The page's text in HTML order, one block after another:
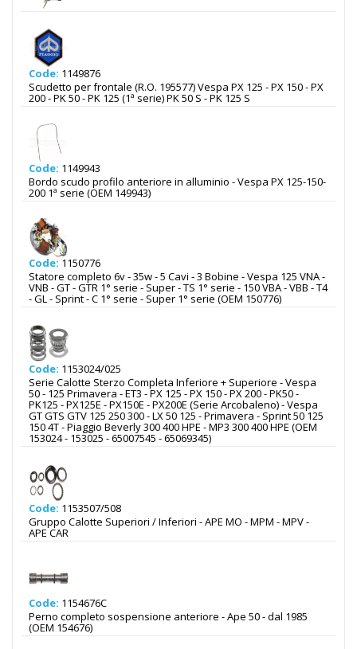
Code: 1149876
Scudetto per frontale (R.O. 195577) Vespa PX 125 - PX 150 - PX
200 - PK 50 - PK 125 (1ª serie) PK 50 S - PK 125 S
Code: 1149943
Bordo scudo profilo anteriore in alluminio - Vespa PX 125-150-
200 1ª serie (OEM 149943)
Code: 1150776
Statore completo 6v - 35w - 5 Cavi - 3 Bobine - Vespa 125 VNA -
VNB - GT - GTR 1° serie - Super - TS 1° serie - 150 VBA - VBB - T4
- GL - Sprint - C 1° serie - Super 1° serie (OEM 150776)
Code: 1153024/025
Serie Calotte Sterzo Completa Inferiore + Superiore - Vespa
50 - 125 Primavera - ET3 - PX 125 - PX 150 - PX 200 - PK50 -
PK125 - PX125E - PX150E - PX200E (Serie Arcobaleno) - Vespa
GT GTS GTV 125 250 300 - LX 50 125 - Primavera - Sprint 50 125
150 4T - Piaggio Beverly 300 400 HPE - MP3 300 400 HPE (OEM
153024 - 153025 - 65007545 - 65069345)
Code: 1153507/508
Gruppo Calotte Superiori / Inferiori - APE MO - MPM - MPV -
APE CAR
Code: 1154676C
Perno completo sospensione anteriore - Ape 50 - dal 1985
(OEM 154676)